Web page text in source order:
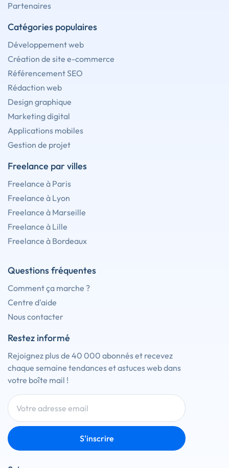
Partenaires
Catégories populaires
Développement web
Création de site e-commerce
Référencement SEO
Rédaction web
Design graphique
Marketing digital
Applications mobiles
Gestion de projet
Freelance par villes
Freelance à Paris
Freelance à Lyon
Freelance à Marseille
Freelance à Lille
Freelance à Bordeaux
Questions fréquentes
Comment ça marche ?
Centre d'aide
Nous contacter
Restez informé
Rejoignez plus de 40 000 abonnés et recevez
chaque semaine tendances et astuces web dans
votre boîte mail !
S'inscrire